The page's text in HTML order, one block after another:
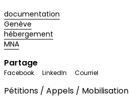
documentation
Genève
hébergement
MNA
Partage
Facebook LinkedIn Courriel
Pétitions / Appels / Mobilisation